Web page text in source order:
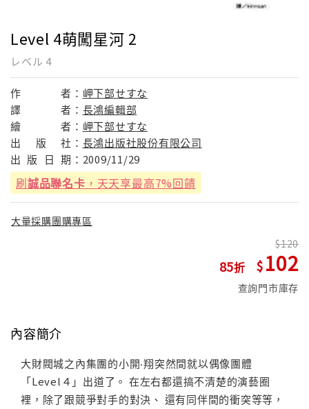
Level 4萌闖星河 2
レベル 4
作 者： 岬下部せすな
譯
者： 長鴻編輯部
繪
者： 岬下部せすな
出
版 社： 長鴻出版社股份有限公司
出 版 日 期： 2009/11/29
刷誠品聯名卡 ，天天享最高7%回饋
大量採購團購專區
85
120
102
查詢門市庫存
內容簡介
大財閥城之內集團的小開‧翔突然間就以偶像團體
「Level４」出道了。 在左右都還搞不清楚的演藝圈
裡，除了跟競爭對手的對決、 還有同伴間的衝突等等，